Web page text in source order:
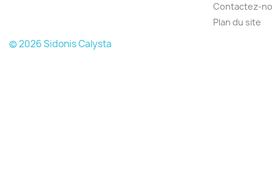
Contactez-
Plan du site
© 2026 Sidonis Calysta